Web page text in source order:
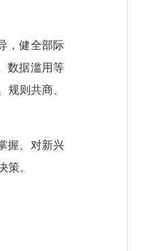
，健全部际
数据滥用等
规则共商、
握、对新兴
策。